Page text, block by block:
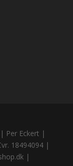
Per Eckert |
18494094 |
|